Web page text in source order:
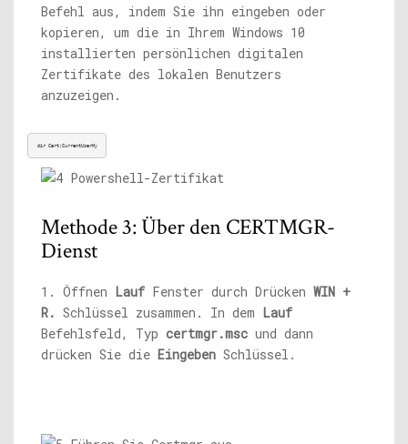
Befehl aus, indem Sie ihn eingeben oder
kopieren, um die in Ihrem Windows 10
installierten persönlichen digitalen
Zertifikate des lokalen Benutzers
anzuzeigen.
dir Cert:CurrentUserMy
Methode 3: Über den CERTMGR-
Dienst
1. Öffnen Lauf Fenster durch Drücken WIN +
R. Schlüssel zusammen. In dem Lauf
Befehlsfeld, Typ certmgr.msc und dann
drücken Sie die Eingeben Schlüssel.